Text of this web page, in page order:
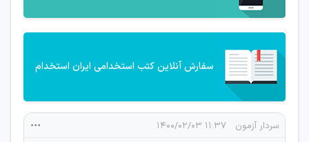
سفارش آنلاین کتب استخدامی ایران استخدام
سردار آزمون ۱۱:۳۷ ۱۴۰۰/۰۲/۰۳